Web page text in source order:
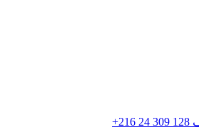
+216 24 309 128